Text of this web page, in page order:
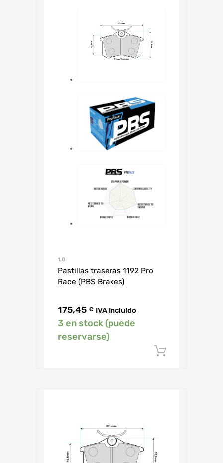
1.0
Pastillas traseras 1192 Pro
Race (PBS Brakes)
175,45 € IVA Incluido
3 en stock (puede
reservarse)